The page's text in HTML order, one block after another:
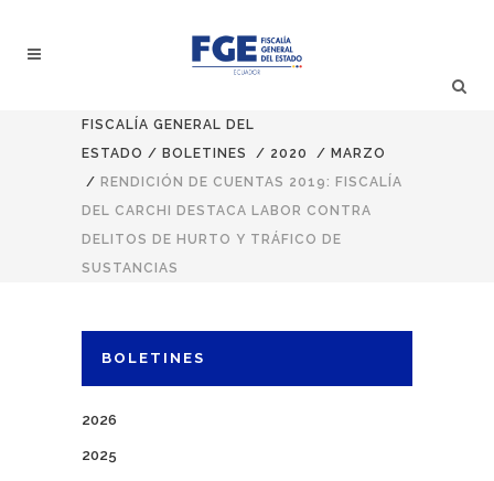
FISCALÍA GENERAL DEL
ESTADO / BOLETINES / 2020 / MARZO
/ RENDICIÓN DE CUENTAS 2019: FISCALÍA
DEL CARCHI DESTACA LABOR CONTRA
DELITOS DE HURTO Y TRÁFICO DE
SUSTANCIAS
BOLETINES
2026
2025